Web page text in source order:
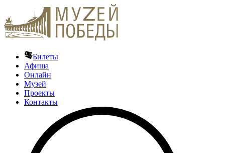
Билеты
Афиша
Онлайн
Музей
Проекты
Контакты